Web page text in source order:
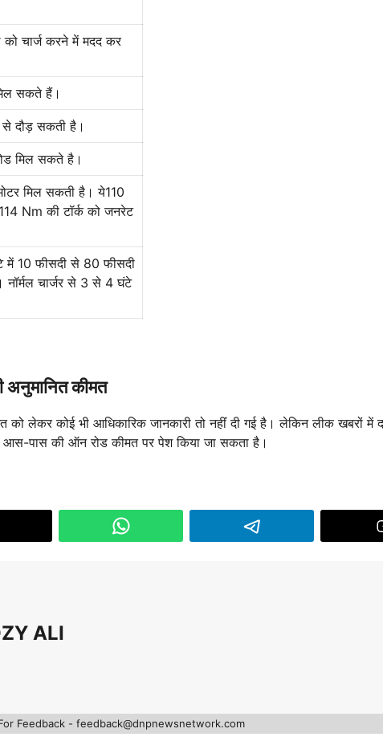
को चार्ज करने में मदद कर
सकते हैं।
दौड़ सकती है।
मिल सकते है।
मिल सकती है। ये110
Nm की टॉर्क को जनरेट
में 10 फीसदी से 80 फीसदी
चार्जर से 3 से 4 घंटे
कीमत
को लेकर कोई भी आधिकारिक जानकारी तो नहींं दी गई है। लेकिन लीक खबरों में
पास की ऑन रोड कीमत पर पेश किया जा सकता है।
ALI
Feedback - feedback@dnpnewsnetwork.com